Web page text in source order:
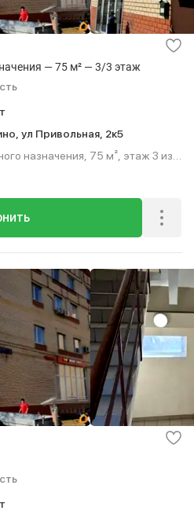
— 75 м² — 3/3 этаж
ул Привольная, 2к5
назначения, 75 м², этаж 3 из